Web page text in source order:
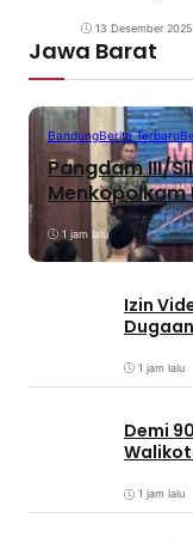
13 Desember 2025
Jawa Barat
BandungBerita Terbaru
Pangdam III/
1 jam lalu
Izin
1 jam lalu
Demi
1 jam lalu